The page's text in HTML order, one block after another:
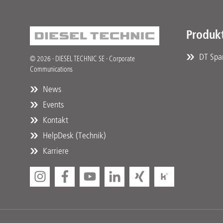
© 2026 · DIESEL TECHNIC SE · Corporate
Communications
News
Events
Kontakt
HelpDesk (Technik)
Karriere
DT